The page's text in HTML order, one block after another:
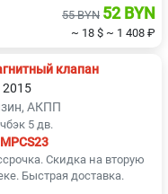
55 BYN 52 BYN
~ 18 $ ~ 1 408 ₽
клапан
2015
АКПП
5 дв.
MPCS23
Скидка на вторую
Быстрая доставка.